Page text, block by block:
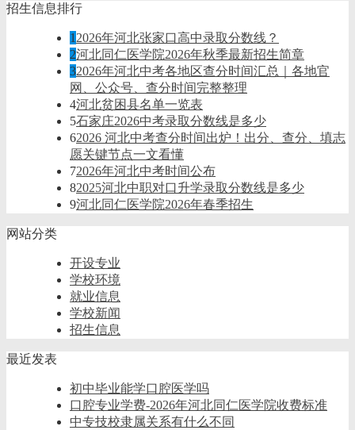
招生信息排行
1 2026年河北张家口高中录取分数线？
2河北同仁医学院2026年秋季最新招生简章
32026年河北中考各地区查分时间汇总｜各地官
网、公众号、查分时间完整整理
4河北贫困县名单一览表
5石家庄2026中考录取分数线是多少
62026 河北中考查分时间出炉！出分、查分、填志
愿关键节点一文看懂
72026年河北中考时间公布
82025河北中职对口升学录取分数线是多少
9河北同仁医学院2026年春季招生
网站分类
开设专业
学校环境
就业信息
学校新闻
招生信息
最近发表
初中毕业能学口腔医学吗
口腔专业学费-2026年河北同仁医学院收费标准
中专技校隶属关系有什么不同